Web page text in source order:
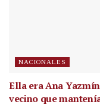
NACIONALES
Ella era Ana
vecino que